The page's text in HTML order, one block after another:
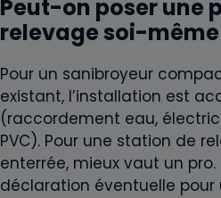
Peut-on poser une
relevage soi-même
Pour un sanibroyeur
existant, l’installation est
(raccordement eau,
PVC). Pour une station de
enterrée, mieux vaut un
déclaration éventuelle pour